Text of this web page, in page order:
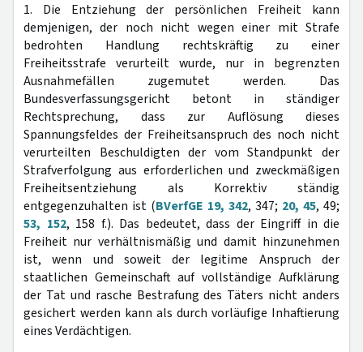
1. Die Entziehung der persönlichen Freiheit kann
demjenigen, der noch nicht wegen einer mit Strafe
bedrohten Handlung rechtskräftig zu einer
Freiheitsstrafe verurteilt wurde, nur in begrenzten
Ausnahmefällen zugemutet werden. Das
Bundesverfassungsgericht betont in ständiger
Rechtsprechung, dass zur Auflösung dieses
Spannungsfeldes der Freiheitsanspruch des noch nicht
verurteilten Beschuldigten der vom Standpunkt der
Strafverfolgung aus erforderlichen und zweckmäßigen
Freiheitsentziehung als Korrektiv ständig
entgegenzuhalten ist (BVerfGE 19, 342, 347; 20, 45, 49;
53, 152, 158 f.). Das bedeutet, dass der Eingriff in die
Freiheit nur verhältnismäßig und damit hinzunehmen
ist, wenn und soweit der legitime Anspruch der
staatlichen Gemeinschaft auf vollständige Aufklärung
der Tat und rasche Bestrafung des Täters nicht anders
gesichert werden kann als durch vorläufige Inhaftierung
eines Verdächtigen.